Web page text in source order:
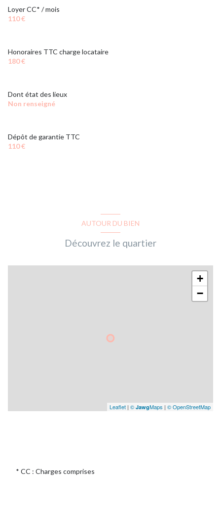
Loyer CC* / mois
110 €
Honoraires TTC charge locataire
180 €
Dont état des lieux
Non renseigné
Dépôt de garantie TTC
110 €
AUTOUR DU BIEN
Découvrez le quartier
+
−
Leaflet | © JawgMaps | © OpenStreetMap
* CC : Charges comprises